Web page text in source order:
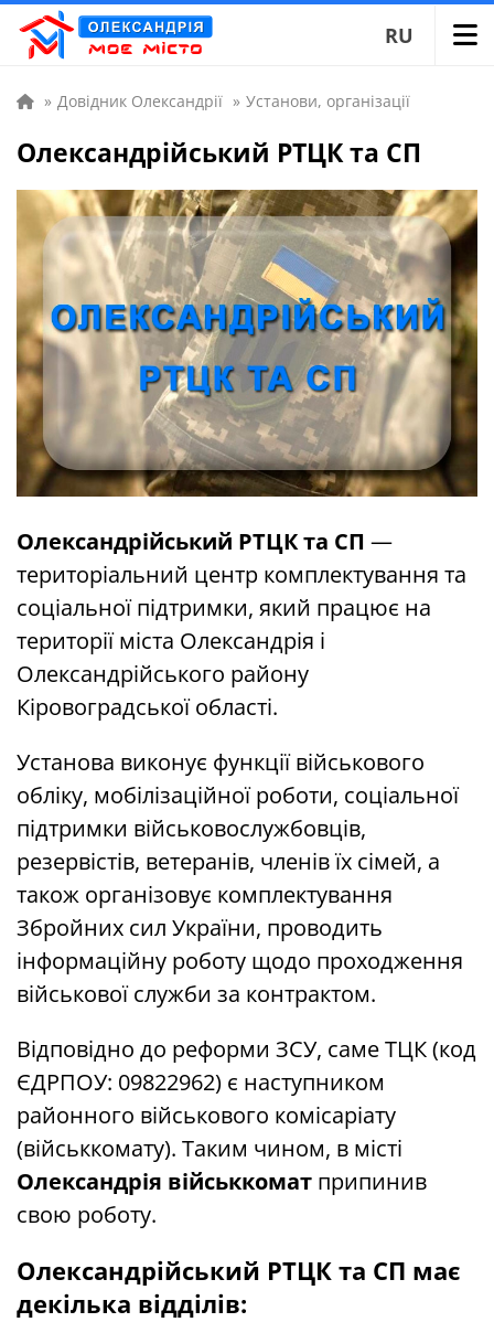
RU
» Довідник Олександрії » Установи, організації
Олександрійський РТЦК та СП
Олександрійський РТЦК та СП —
територіальний центр комплектування та
соціальної підтримки, який працює на
території міста Олександрія і
Олександрійського району
Кіровоградської області.
Установа виконує функції військового
обліку, мобілізаційної роботи, соціальної
підтримки військовослужбовців,
резервістів, ветеранів, членів їх сімей, а
також організовує комплектування
Збройних сил України, проводить
інформаційну роботу щодо проходження
військової служби за контрактом.
Відповідно до реформи ЗСУ, саме ТЦК (код
ЄДРПОУ: 09822962) є наступником
районного військового комісаріату
(військкомату). Таким чином, в місті
Олександрія військкомат припинив
свою роботу.
Олександрійський РТЦК та СП має
декілька відділів: